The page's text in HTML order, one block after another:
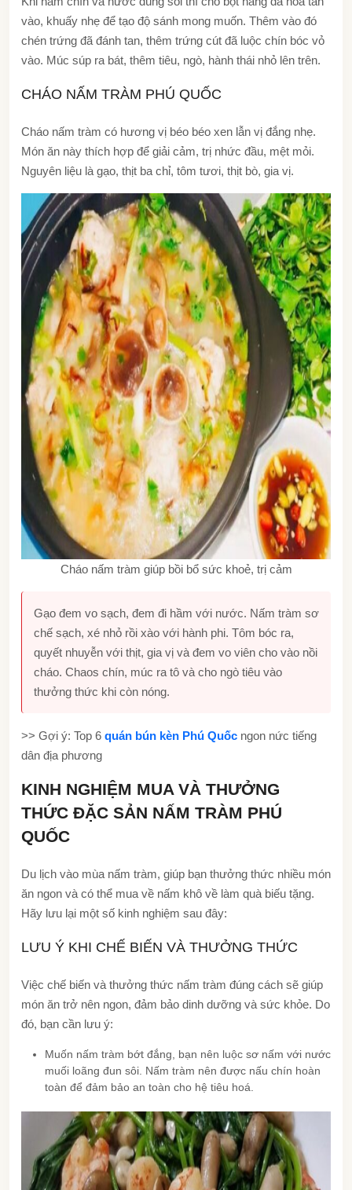
vào, khuấy nhẹ để tạo độ sánh mong muốn. Thêm vào đó
chén trứng đã đánh tan, thêm trứng cút đã luộc chín bóc vỏ
vào. Múc súp ra bát, thêm tiêu, ngò, hành thái nhỏ lên trên.
CHÁO NẤM TRÀM PHÚ QUỐC
Cháo nấm tràm có hương vị béo béo xen lẫn vị đắng nhẹ.
Món ăn này thích hợp để giải cảm, trị nhức đầu, mệt mỏi.
Nguyên liệu là gạo, thịt ba chỉ, tôm tươi, thịt bò, gia vị.
Cháo nấm tràm giúp bồi bổ sức khoẻ, trị cảm
Gạo đem vo sạch, đem đi hầm với nước. Nấm tràm sơ
chế sạch, xé nhỏ rồi xào với hành phi. Tôm bóc ra,
quyết nhuyễn với thịt, gia vị và đem vo viên cho vào nồi
cháo. Chaos chín, múc ra tô và cho ngò tiêu vào
thưởng thức khi còn nóng.
>> Gợi ý: Top 6 quán bún kèn Phú Quốc ngon nức tiếng
dân địa phương
KINH NGHIỆM MUA VÀ THƯỞNG
THỨC ĐẶC SẢN NẤM TRÀM PHÚ
QUỐC
Du lịch vào mùa nấm tràm, giúp bạn thưởng thức nhiều món
ăn ngon và có thể mua về nấm khô về làm quà biếu tặng.
Hãy lưu lại một số kinh nghiệm sau đây:
LƯU Ý KHI CHẾ BIẾN VÀ THƯỞNG THỨC
Việc chế biến và thưởng thức nấm tràm đúng cách sẽ giúp
món ăn trở nên ngon, đảm bảo dinh dưỡng và sức khỏe. Do
đó, bạn cần lưu ý:
Muốn nấm tràm bớt đắng, bạn nên luộc sơ nấm với nước
muối loãng đun sôi. Nấm tràm nên được nấu chín hoàn
toàn để đảm bảo an toàn cho hệ tiêu hoá.